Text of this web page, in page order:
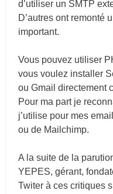
d’utiliser un SMTP
D’autres ont remonté
important.
Vous pouvez utiliser
vous voulez installer
ou Gmail directement
Pour ma part je
j’utilise pour mes
ou de Mailchimp.
A la suite de la
YEPES, gérant,
Twiter à ces critiques